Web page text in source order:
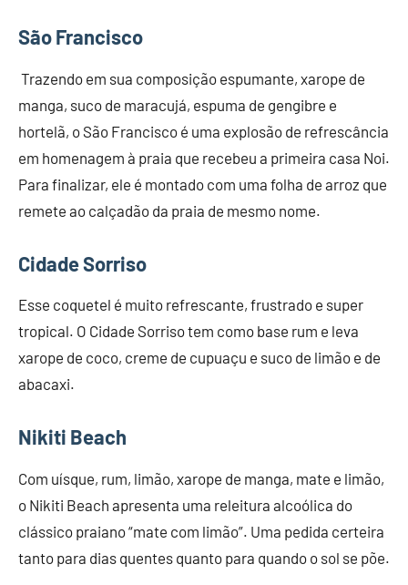
São Francisco
Trazendo em sua composição espumante, xarope de
manga, suco de maracujá, espuma de gengibre e
hortelã, o São Francisco é uma explosão de refrescância
em homenagem à praia que recebeu a primeira casa Noi.
Para finalizar, ele é montado com uma folha de arroz que
remete ao calçadão da praia de mesmo nome.
Cidade Sorriso
Esse coquetel é muito refrescante, frustrado e super
tropical. O Cidade Sorriso tem como base rum e leva
xarope de coco, creme de cupuaçu e suco de limão e de
abacaxi.
Nikiti Beach
Com uísque, rum, limão, xarope de manga, mate e limão,
o Nikiti Beach apresenta uma releitura alcoólica do
clássico praiano “mate com limão”. Uma pedida certeira
tanto para dias quentes quanto para quando o sol se põe.